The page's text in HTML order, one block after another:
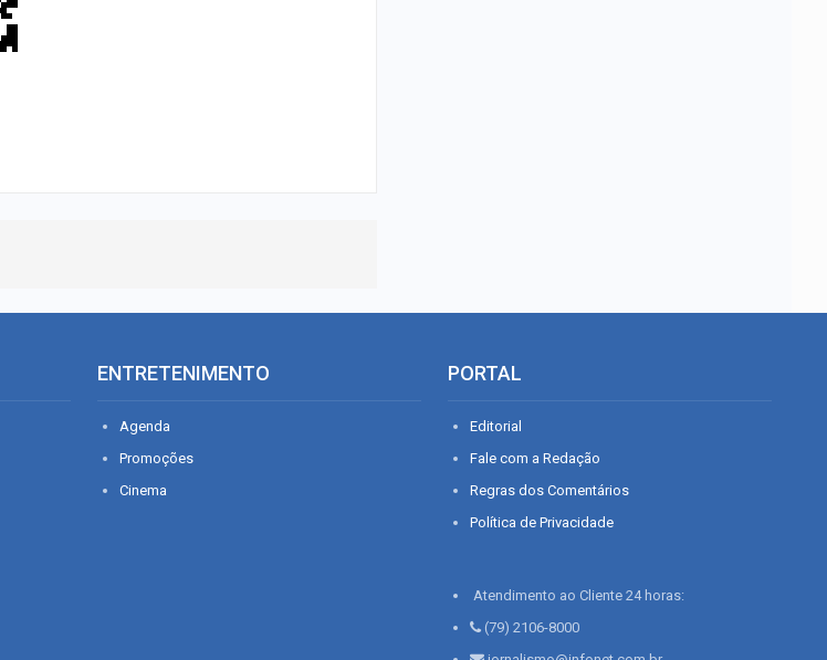
ENTRETENIMENTO
Agenda
Promoções
Cinema
PORTAL
Editorial
Fale com a Redação
Regras dos Comentários
Política de Privacidade
Atendimento ao Cliente 24 horas:
(79) 2106-8000